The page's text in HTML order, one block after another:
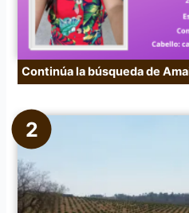
Continúa la búsqueda de